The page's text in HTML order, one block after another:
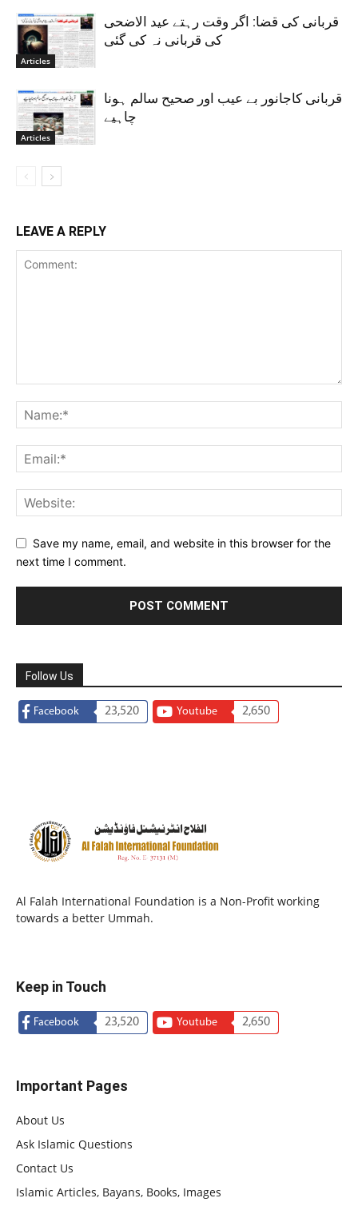
Articles
قربانی کی قضا: اگر وقت رہتے عید الاضحی
کی قربانی نہ کی گئی
Articles
قربانی کاجانور بے عیب اور صحیح سالم ہونا
چاہیے
LEAVE A REPLY
Save my name, email, and website in this browser for the
next time I comment.
Follow Us
Facebook 23,520 Youtube 2,650
Al Falah International Foundation is a Non-Profit working
towards a better Ummah.
Keep in Touch
Facebook 23,520 Youtube 2,650
Important Pages
About Us
Ask Islamic Questions
Contact Us
Islamic Articles, Bayans, Books, Images